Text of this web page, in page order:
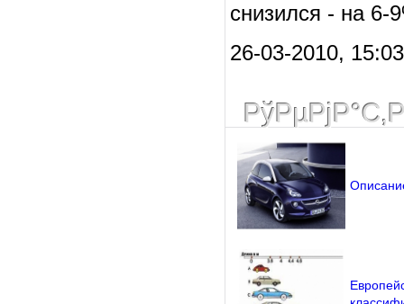
снизился - на 6-
26-03-2010,